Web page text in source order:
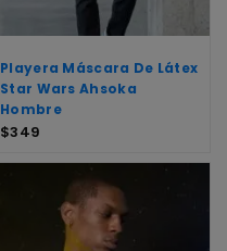
Playera Máscara De Látex
Star Wars Ahsoka
Hombre
$349